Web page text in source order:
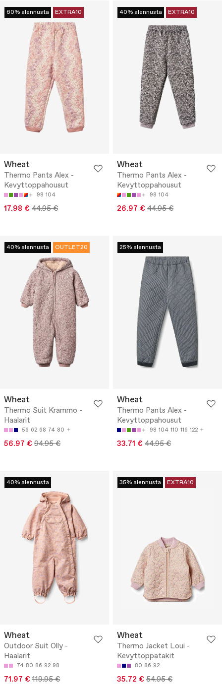
60% alennusta EXTRA10
Wheat
Thermo Pants Alex -
Kevyttoppahousut
98 104
17.98 € 44.95 €
40% alennusta EXTRA10
Wheat
Thermo Pants Alex -
Kevyttoppahousut
98 104
26.97 € 44.95 €
40% alennusta OUTLET20
Wheat
Thermo Suit Krammo -
Haalarit
56 62 68 74 80
56.97 € 94.95 €
25% alennusta
Wheat
Thermo Pants Alex -
Kevyttoppahousut
98 104 110 116 122
33.71 € 44.95 €
40% alennusta
Wheat
Outdoor Suit Olly -
Haalarit
74 80 86 92 98
71.97 € 119.95 €
35% alennusta EXTRA10
Wheat
Thermo Jacket Loui -
Kevyttoppatakit
80 86 92
35.72 € 54.95 €